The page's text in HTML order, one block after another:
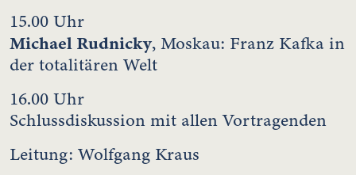
15.00 Uhr
Michael Rudnicky, Moskau: Franz Kafka in
der totalitären Welt
16.00 Uhr
Schlussdiskussion mit allen Vortragenden
Leitung: Wolfgang Kraus